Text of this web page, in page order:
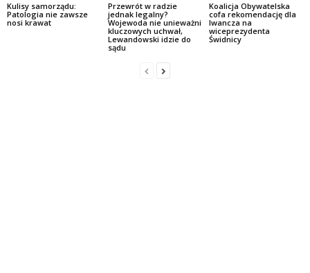
Kulisy samorządu:
Patologia nie zawsze
nosi krawat
Przewrót w radzie
jednak legalny?
Wojewoda nie unieważni
kluczowych uchwał,
Lewandowski idzie do
sądu
Koalicja Obywatelska
cofa rekomendację dla
Iwancza na
wiceprezydenta
Świdnicy